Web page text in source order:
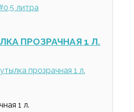
0,5 литра
ПРОЗРАЧНАЯ 1 Л.
1 л.